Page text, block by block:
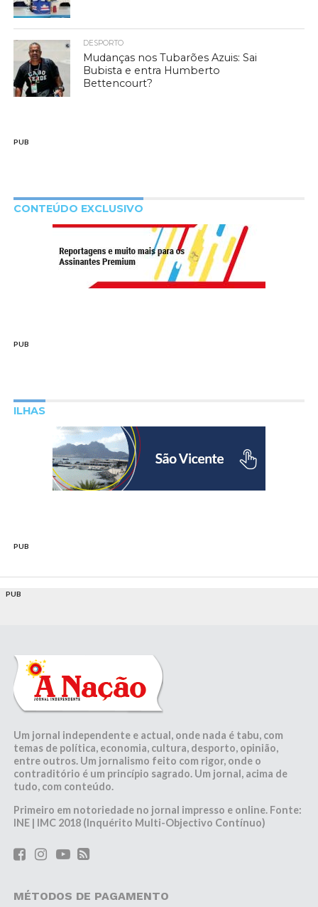
DESPORTO
Mudanças nos Tubarões Azuis: Sai
Bubista e entra Humberto
Bettencourt?
PUB
CONTEÚDO EXCLUSIVO
PUB
ILHAS
PUB
PUB
Um jornal independente e actual, onde nada é tabu, com
temas de política, economia, cultura, desporto, opinião,
entre outros. Um jornalismo feito com rigor, onde o
contraditório é um princípio sagrado. Um jornal, acima de
tudo, com conteúdo.
Primeiro em notoriedade no jornal impresso e online. Fonte:
INE | IMC 2018 (Inquérito Multi-Objectivo Contínuo)
MÉTODOS DE PAGAMENTO